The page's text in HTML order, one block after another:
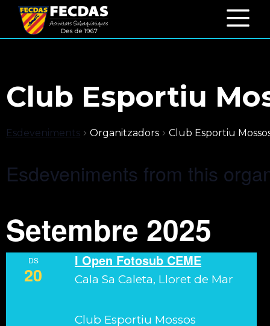
Club Esportiu
Esdeveniments Organitzadors Club Esportiu
Esdeveniments from this
Setembre 2025
DS
20
I Open Fotosub CEME
Cala Sa Caleta, Lloret de Mar
Club Esportiu Mossos